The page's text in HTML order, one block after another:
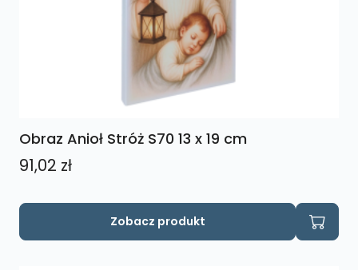
Obraz Anioł Stróż S70 13 x 19 cm
91,02 zł
Zobacz produkt